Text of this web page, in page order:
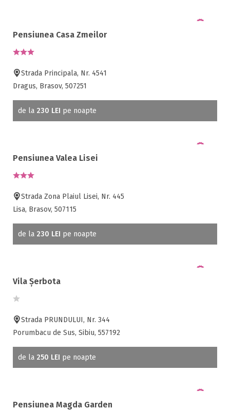
Pensiunea Casa Zmeilor
Strada Principala, Nr. 4541
Dragus, Brasov, 507251
de la 230 LEI pe noapte
Pensiunea Valea Lisei
Strada Zona Plaiul Lisei, Nr. 445
Lisa, Brasov, 507115
de la 230 LEI pe noapte
Vila Șerbota
Strada PRUNDULUI, Nr. 344
Porumbacu de Sus, Sibiu, 557192
de la 250 LEI pe noapte
Pensiunea Magda Garden